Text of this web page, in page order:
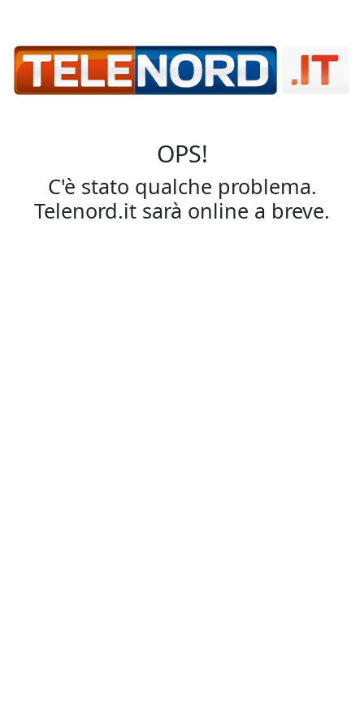
OPS!
C'è stato qualche problema.
Telenord.it sarà online a breve.